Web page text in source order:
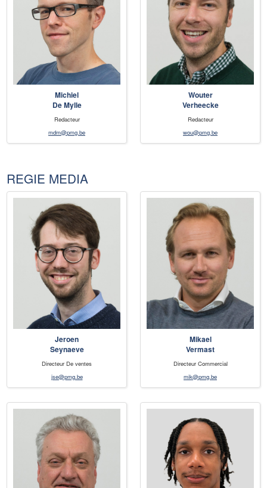
Michiel
De Mylle
Redacteur
mdm@pmg.be
Wouter
Verheecke
Redacteur
wou@pmg.be
REGIE MEDIA
Jeroen
Seynaeve
Directeur De ventes
jse@pmg.be
Mikael
Vermast
Directeur Commercial
mik@pmg.be